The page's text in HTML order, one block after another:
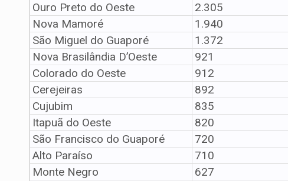
Ouro Preto do Oeste
2.305
Nova Mamoré
1.940
São Miguel do Guaporé
1.372
Nova Brasilândia D’Oeste
921
Colorado do Oeste
912
Cerejeiras
892
Cujubim
835
Itapuã do Oeste
820
São Francisco do Guaporé
720
Alto Paraíso
710
Monte Negro
627